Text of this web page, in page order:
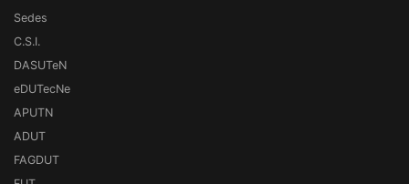
Sedes
C.S.I.
DASUTeN
eDUTecNe
APUTN
ADUT
FAGDUT